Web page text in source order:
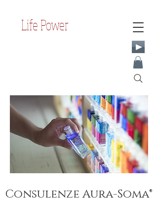
Life Power
Consulenze Aura-Soma®